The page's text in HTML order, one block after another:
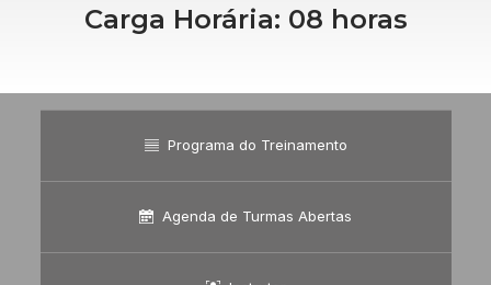
Carga Horária: 08 horas
Programa do Treinamento
Agenda de Turmas Abertas